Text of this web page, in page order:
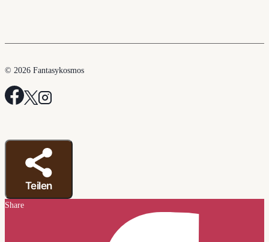
© 2026 Fantasykosmos
Teilen
Share